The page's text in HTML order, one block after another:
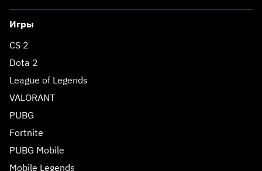
Игры
CS 2
Dota 2
League of Legends
VALORANT
PUBG
Fortnite
PUBG Mobile
Mobile Legends